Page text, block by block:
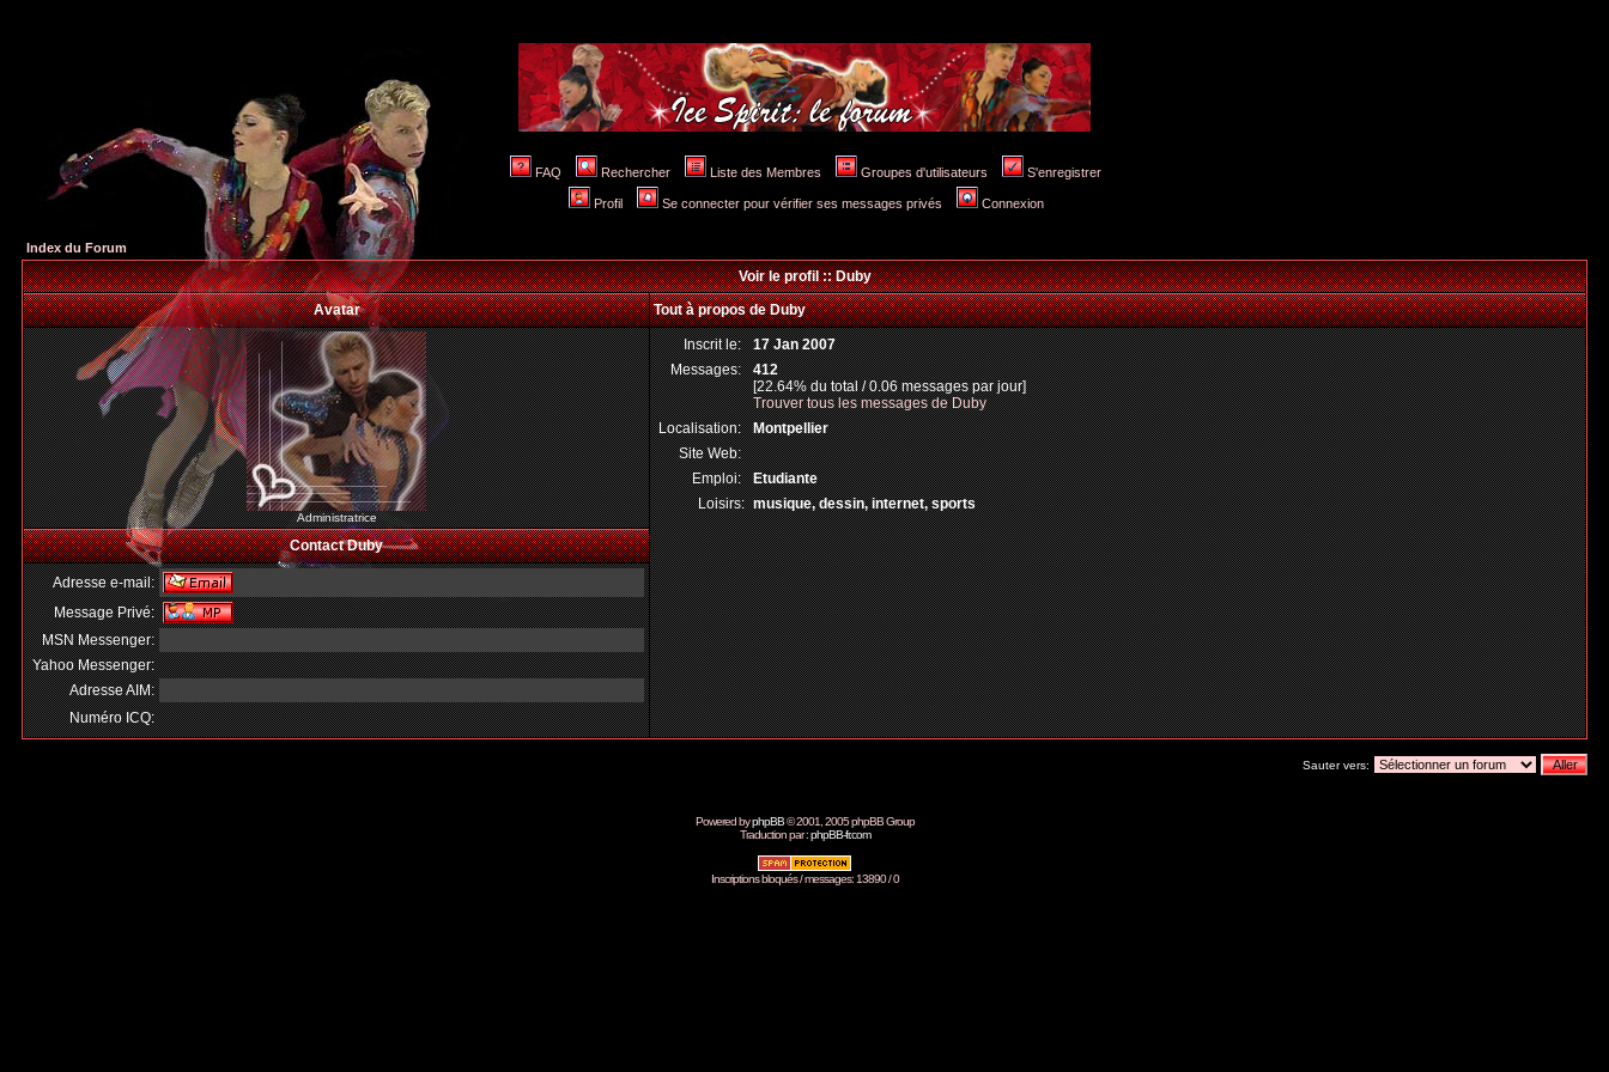
FAQ Rechercher Liste des Membres Groupes d'utilisateurs S'enregistrer
Profil Se connecter pour vérifier ses messages privés Connexion
Index du Forum
Voir le profil :: Duby
Avatar
Tout à propos de Duby
Administratrice
Inscrit le: 17 Jan 2007
Messages: 412
[22.64% du total / 0.06 messages par jour]
Trouver tous les messages de Duby
Localisation: Montpellier
Site Web:
Emploi: Etudiante
Loisirs: musique, dessin, internet, sports
Contact Duby
Adresse e-mail:
Message Privé:
MSN Messenger:
Yahoo Messenger:
Adresse AIM:
Numéro ICQ:
Sauter vers:
Powered byphpBB© 2001, 2005 phpBB Group
Traduction par :phpBB-fr.com
Inscriptions bloqués / messages: 13890 / 0